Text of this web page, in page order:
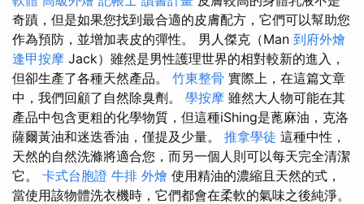
奇蹟，但是如果您找到最合適的皮膚配方，它們可以幫助您
作為預防，並增加表皮的彈性。 男人傑克（Man 到府外燴
逢甲按摩 Jack）雖然是男性護理世界的相對較新的進入，
但卻生產了各種天然產品。 竹東整骨 實際上，在這篇文章
中，我們回顧了自然除臭劑。 學按摩 雖然大人物可能在其
產品中包含更粗的化學物質，但這種iShing是蓖麻油，克洛
薩爾黃油和迷迭香油，僅提及少量。 推拿學徒 這種中性，
天然的自然洗滌將適合您，而另一個人則可以每天完全清潔
它。 卡式台胞證 牛排 外燴 使用精油的濃縮且天然的式，
當使用該物體洗衣機時，它們都會在柔軟的氣味之後純淨。